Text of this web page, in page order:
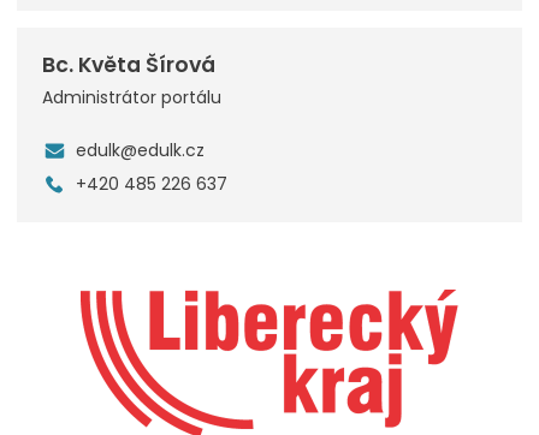
Bc. Květa Šírová
Administrátor portálu
edulk@edulk.cz
+420 485 226 637